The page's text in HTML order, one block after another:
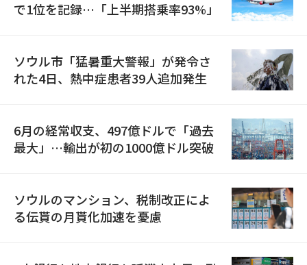
で1位を記録…「上半期搭乗率93%」
ソウル市「猛暑重大警報」が発令さ
れた4日、熱中症患者39人追加発生
6月の経常収支、497億ドルで「過去
最大」…輸出が初の1000億ドル突破
ソウルのマンション、税制改正によ
る伝貰の月貰化加速を憂慮